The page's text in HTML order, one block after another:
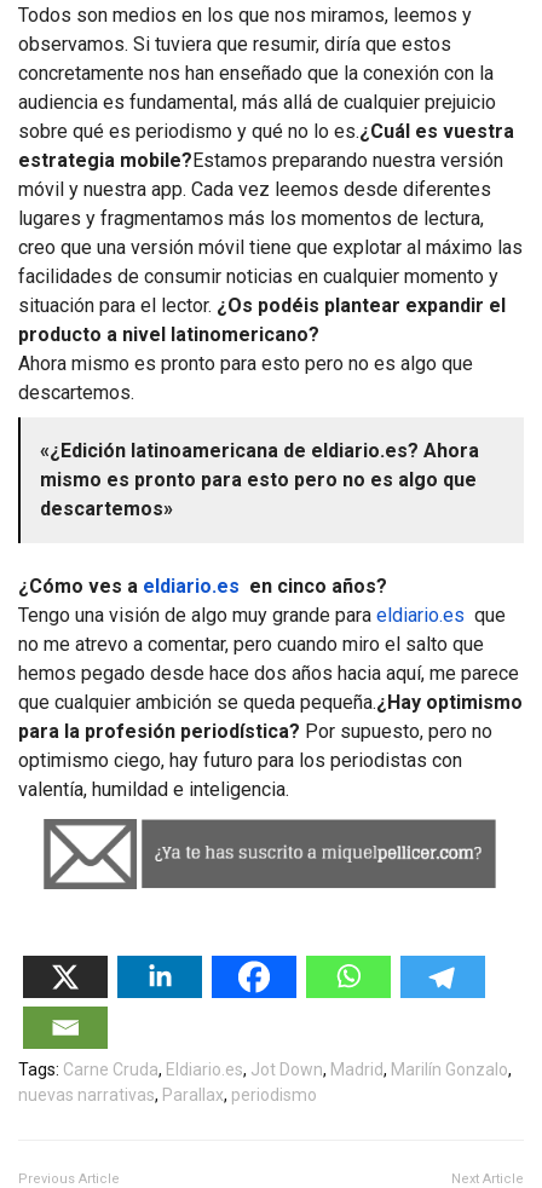
Todos son medios en los que nos miramos, leemos y
observamos. Si tuviera que resumir, diría que estos
concretamente nos han enseñado que la conexión con la
audiencia es fundamental, más allá de cualquier prejuicio
sobre qué es periodismo y qué no lo es.¿Cuál es vuestra
estrategia mobile?Estamos preparando nuestra versión
móvil y nuestra app. Cada vez leemos desde diferentes
lugares y fragmentamos más los momentos de lectura,
creo que una versión móvil tiene que explotar al máximo las
facilidades de consumir noticias en cualquier momento y
situación para el lector. ¿Os podéis plantear expandir el
producto a nivel latinomericano?
Ahora mismo es pronto para esto pero no es algo que
descartemos.
«¿Edición latinoamericana de eldiario.es? Ahora
mismo es pronto para esto pero no es algo que
descartemos»
¿Cómo ves a eldiario.es en cinco años?
Tengo una visión de algo muy grande para eldiario.es que
no me atrevo a comentar, pero cuando miro el salto que
hemos pegado desde hace dos años hacia aquí, me parece
que cualquier ambición se queda pequeña.¿Hay optimismo
para la profesión periodística? Por supuesto, pero no
optimismo ciego, hay futuro para los periodistas con
valentía, humildad e inteligencia.
Tags: Carne Cruda, Eldiario.es, Jot Down, Madrid, Marilín Gonzalo,
nuevas narrativas, Parallax, periodismo
Previous Article Next Article